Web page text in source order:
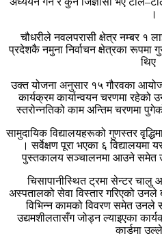
।
चौधरीले नवलपरासी क्षेत्र नम्बर १
प्रदेशकै नमुना निर्वाचन क्षेत्रका रूपमा
थिए
उक्त योजना अनुसार १५ गौरवका
कार्यक्रम कार्यान्वयन चरणमा रहेको
स्तरोन्नतिको काम अन्तिम चरणमा
सामुदायिक विद्यालयहरूको गुणस्तर
। सर्वेक्षण पूरा भएका ६
पुस्तकालय सञ्चालनमा आउने समेत
चिसापानीस्थित ट्रमा सेन्टर चालु
अस्पतालको सेवा विस्तार गरिएको
विभिन्न कामको विवरण समेत उनले
उद्यमशीलतासँग जोड्न ल्याइएका
कार्डमा